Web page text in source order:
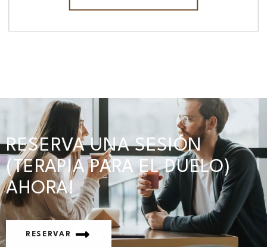
RESERVA UNA SESIÓN
(TERAPIA PARA EL DUELO)
AHORA!
RESERVAR